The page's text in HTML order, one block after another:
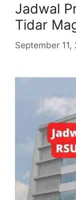
Jadwal
Tidar
September 11,